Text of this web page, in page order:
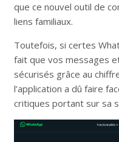
que ce nouvel outil de
liens familiaux.
Toutefois, si certes
fait que vos messages
sécurisés grâce au
l’application a dû faire
critiques portant sur sa